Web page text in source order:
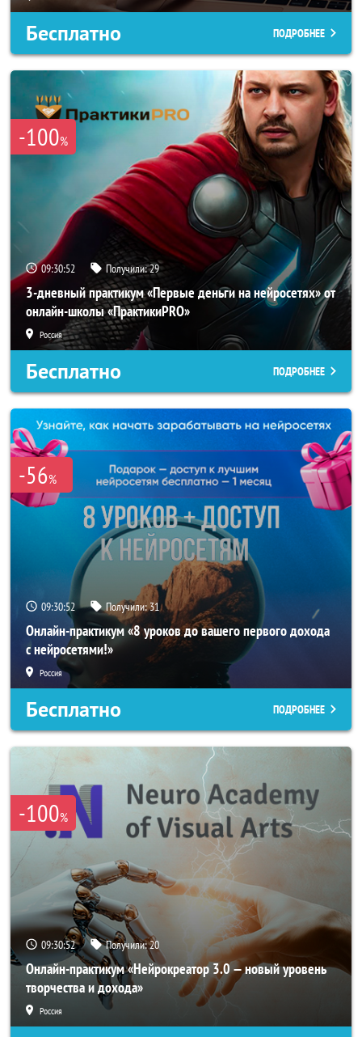
Бесплатно ПОДРОБНЕЕ
-100%
09:30:50 Получили:29
3-дневный практикум «Первые деньги на нейросетях» от
онлайн-школы «ПрактикиPRO»
Россия
Бесплатно ПОДРОБНЕЕ
-56%
09:30:50 Получили:31
Онлайн-практикум «8 уроков до вашего первого дохода
с нейросетями!»
Россия
Бесплатно ПОДРОБНЕЕ
-100%
09:30:50 Получили:20
Онлайн-практикум «Нейрокреатор 3.0 — новый уровень
творчества и дохода»
Россия